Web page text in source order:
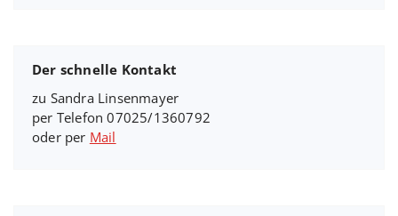
Der schnelle Kontakt
zu Sandra Linsenmayer
per Telefon 07025/1360792
oder per Mail